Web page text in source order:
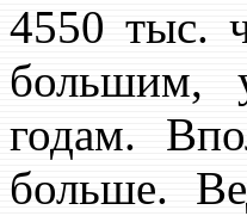
4550 тыс.
большим,
годам.
больше.